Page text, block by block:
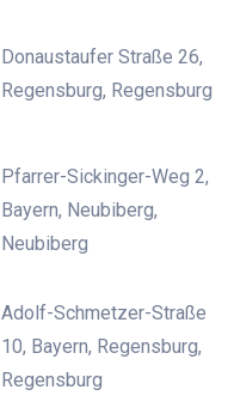
Donaustaufer Straße 26,
Regensburg, Regensburg
Pfarrer-Sickinger-Weg 2,
Bayern, Neubiberg,
Neubiberg
Adolf-Schmetzer-Straße
10, Bayern, Regensburg,
Regensburg